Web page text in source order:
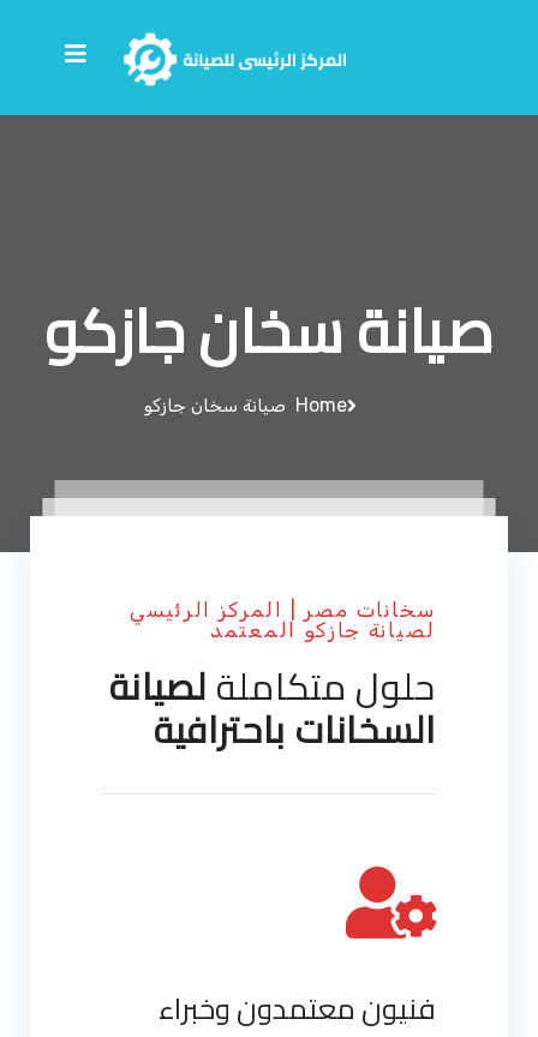
صيانة سخان جازكو
Home صيانة سخان جازكو
سخانات مصر | المركز الرئيسي
لصيانة جازكو المعتمد
حلول متكاملةلصيانة
السخانات باحترافية
فنيون معتمدون وخبراء